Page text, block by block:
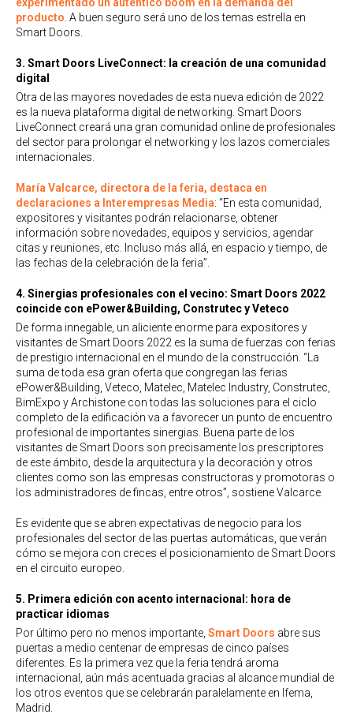
producto . A buen seguro será uno de los temas estrella en
Smart Doors.
3. Smart Doors LiveConnect: la creación de una comunidad
digital
Otra de las mayores novedades de esta nueva edición de 2022
es la nueva plataforma digital de networking. Smart Doors
LiveConnect creará una gran comunidad online de profesionales
del sector para prolongar el networking y los lazos comerciales
internacionales.
María Valcarce, directora de la feria, destaca en
declaraciones a Interempresas Media: “En esta comunidad,
expositores y visitantes podrán relacionarse, obtener
información sobre novedades, equipos y servicios, agendar
citas y reuniones, etc. Incluso más allá, en espacio y tiempo, de
las fechas de la celebración de la feria”.
4. Sinergias profesionales con el vecino: Smart Doors 2022
coincide con ePower&Building, Construtec y Veteco
De forma innegable, un aliciente enorme para expositores y
visitantes de Smart Doors 2022 es la suma de fuerzas con ferias
de prestigio internacional en el mundo de la construcción. “La
suma de toda esa gran oferta que congregan las ferias
ePower&Building, Veteco, Matelec, Matelec Industry, Construtec,
BimExpo y Archistone con todas las soluciones para el ciclo
completo de la edificación va a favorecer un punto de encuentro
profesional de importantes sinergias. Buena parte de los
visitantes de Smart Doors son precisamente los prescriptores
de este ámbito, desde la arquitectura y la decoración y otros
clientes como son las empresas constructoras y promotoras o
los administradores de fincas, entre otros”, sostiene Valcarce.
Es evidente que se abren expectativas de negocio para los
profesionales del sector de las puertas automáticas, que verán
cómo se mejora con creces el posicionamiento de Smart Doors
en el circuito europeo.
5. Primera edición con acento internacional: hora de
practicar idiomas
Por último pero no menos importante, Smart Doors abre sus
puertas a medio centenar de empresas de cinco países
diferentes. Es la primera vez que la feria tendrá aroma
internacional, aún más acentuada gracias al alcance mundial de
los otros eventos que se celebrarán paralelamente en Ifema,
Madrid.